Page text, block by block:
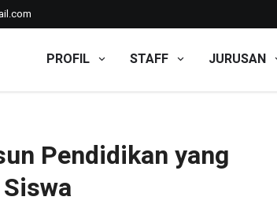
PROFIL STAFF JURUSAN
yang Menyentuh Minat dan Bakat Siswa
Pendidikan yang